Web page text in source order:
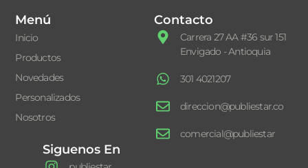
Menú
Inicio
Productos
Novedades
Personalizados
Nosotros
Contacto
Carrera 27 AA #36 sur 151
Envigado - Antioquia
301 4021207
direccion@publiestar.co
comercial@publiestar
Siguenos En